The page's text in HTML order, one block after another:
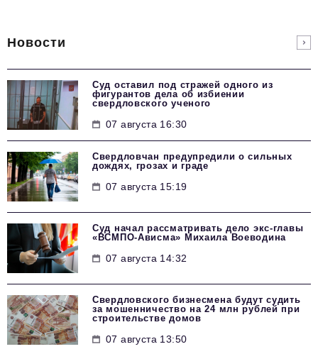
Новости
Суд оставил под стражей одного из
фигурантов дела об избиении
свердловского ученого
07 августа 16:30
Свердловчан предупредили о сильных
дождях, грозах и граде
07 августа 15:19
Суд начал рассматривать дело экс-главы
«ВСМПО-Ависма» Михаила Воеводина
07 августа 14:32
Свердловского бизнесмена будут судить
за мошенничество на 24 млн рублей при
строительстве домов
07 августа 13:50